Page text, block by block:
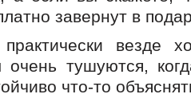
завернут в
везде
очень тушуются,
что-то